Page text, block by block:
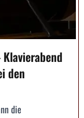
Klavierabend
den
die